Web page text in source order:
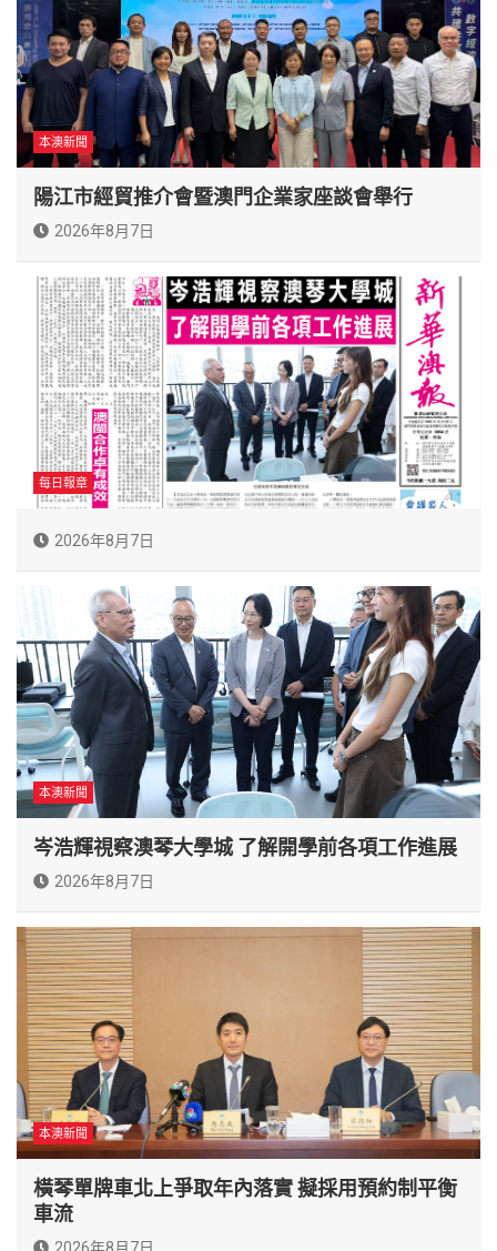
本澳新聞
陽江市經貿推介會暨澳門企業家座談會舉行
2026年8月7日
每日報章
2026年8月7日
本澳新聞
岑浩輝視察澳琴大學城 了解開學前各項工作進展
2026年8月7日
本澳新聞
橫琴單牌車北上爭取年內落實 擬採用預約制平衡
車流